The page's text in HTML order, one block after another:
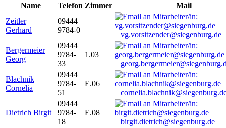
Name
Telefon Zimmer
Mail
Zeitler
Gerhard
09444
9784-0
vg.vorsitzender@siegenburg.de
Bergermeier
Georg
09444
9784-
33
1.03
Blachnik
Cornelia
09444
9784-
51
E.06
Dietrich Birgit
09444
9784-
18
E.08
birgit.dietrich@siegenburg.de